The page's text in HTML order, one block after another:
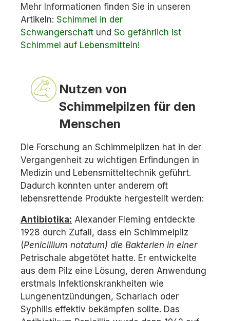
Mehr Informationen finden Sie in unseren
Artikeln: Schimmel in der
Schwangerschaft und So gefährlich ist
Schimmel auf Lebensmitteln!
Nutzen von
Schimmelpilzen für den
Menschen
Die Forschung an Schimmelpilzen hat in der
Vergangenheit zu wichtigen Erfindungen in
Medizin und Lebensmitteltechnik geführt.
Dadurch konnten unter anderem oft
lebensrettende Produkte hergestellt werden:
Antibiotika: Alexander Fleming entdeckte
1928 durch Zufall, dass ein Schimmelpilz
(Penicillium notatum) die Bakterien in einer
Petrischale abgetötet hatte. Er entwickelte
aus dem Pilz eine Lösung, deren Anwendung
erstmals Infektionskrankheiten wie
Lungenentzündungen, Scharlach oder
Syphilis effektiv bekämpfen sollte. Das